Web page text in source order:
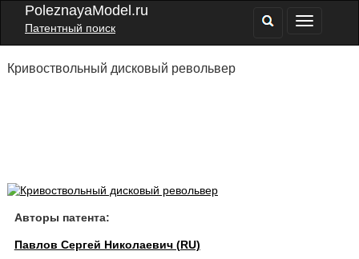
PoleznayaModel.ru
Патентный поиск
Кривоствольный дисковый револьвер
Авторы патента:
Павлов Сергей Николаевич (RU)